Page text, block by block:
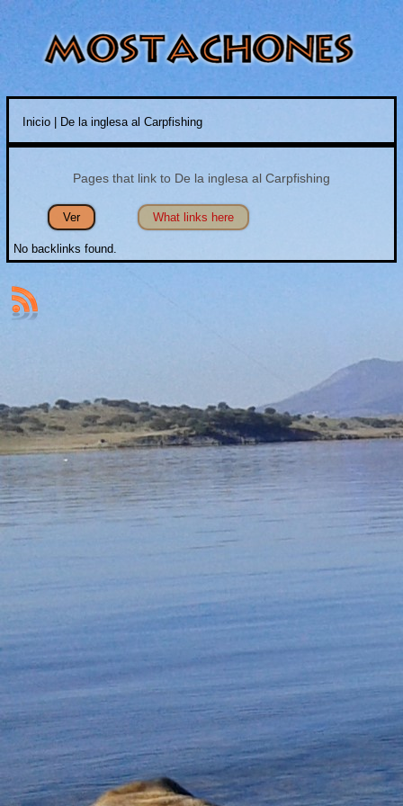
Usted está aquí
Inicio| De la inglesa al Carpfishing
Pages that link to De la inglesa al Carpfishing
Ver What links here (solapa activa)
No backlinks found.